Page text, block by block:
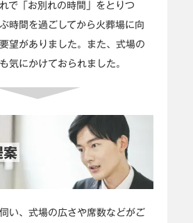
で「お別れの時間」をとりつ
時間を過ごしてから火葬場に向
望がありました。また、式場の
気にかけておられました。
案
い、式場の広さや席数などがご